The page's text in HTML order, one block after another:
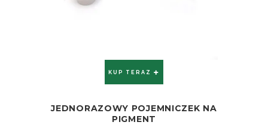
ZOBACZ
KUP TERAZ
JEDNORAZOWY POJEMNICZEK NA
PIGMENT